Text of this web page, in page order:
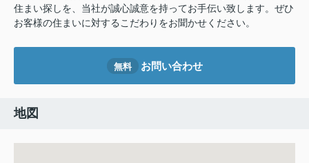
住まい探しを、当社が誠心誠意を持ってお手伝い致します。ぜひ
お客様の住まいに対するこだわりをお聞かせください。
無料 お問い合わせ
地図